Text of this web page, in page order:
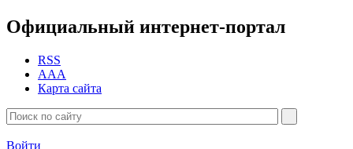
Официальный интернет-портал
RSS
AAA
Карта сайта
Войти